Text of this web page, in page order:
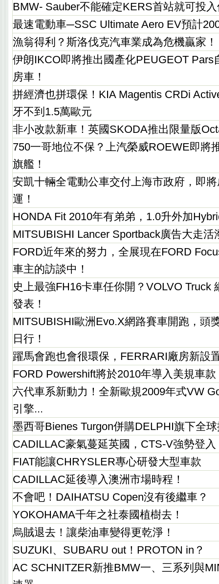
BMW- Sauber不能確定KERS首站就可投
最速電動車─SSC Ultimate Aero EV預計
漁翁得利？斯洛伐克汽車業成為危機贏家！
伊朗IKCO即將推出國產化PEUGEOT Pars
房車！
拼經濟也拼環保！KIA Magentis CRDi
牙不到1.5萬歐元
非小改款新車！英國SKODA推出限量版
750一哥地位不保？上汽榮威ROEWE即將
旗艦！
安凱十輛全電動公車交付上海市政府，即
運！
HONDA Fit 2010年有弟弟，1.0升外加
MITSUBISHI Lancer Sportback廣告大走活
FORD近年來的努力，全展現在FORD
車主的訪談中！
史上最強FH16卡車任你開？VOLVO Truck
發表！
MITSUBISHI歐洲Evo.X網路賽車開跑，頭
日行！
躍馬會跑也會很環保，FERRARI廠房新設
FORD Powershift將於2010年導入美規車款
六代車系新動力！全新歐規2009年式VW
引擎...
墨西哥Bienes Turgon併購DELPHI旗下全
CADILLAC豪氣蔓延英國，CTS-V強勢登入
FIAT能讓CHRYSLER專心研發大型車款
CADILLAC延後導入澳洲市場時程！
不會吧！DAIHATSU Copen沒有後繼車？
YOKOHAMA千年之社泰國植樹去！
烏賊退去！讓柴油車變得更乾淨！
SUZUKI、SUBARU out！PROTON in？
AC SCHNITZER新推BMW一、三系列與